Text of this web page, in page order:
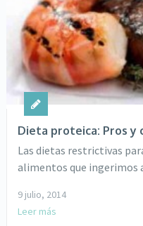
Dieta proteica: Pros y
Las dietas restrictivas
alimentos que
9 julio, 2014
Leer más